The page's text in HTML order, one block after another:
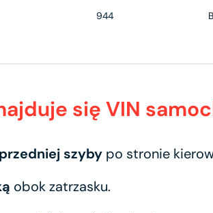
944
się VIN
szyby po stronie
obok zatrzasku.